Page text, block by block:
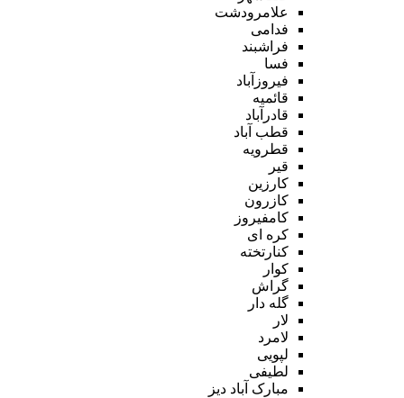
علامرودشت
فدامی
فراشبند
فسا
فیروزآباد
قائمیه
قادرآباد
قطب آباد
قطرویه
قیر
کارزین
کازرون
کامفیروز
کره ای
کنارتخته
کوار
گراش
گله دار
لار
لامرد
لپویی
لطیفی
مبارک آباد دیز